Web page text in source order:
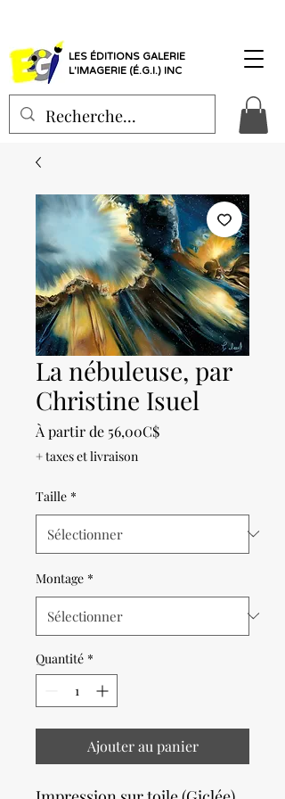
LES ÉDITIONS GALERIE
L'IMAGERIE (É.G.I.) INC
La nébuleuse, par
Christine Isuel
À partir de 56,00C$Prix
+ taxes et livraison
Taille *
Montage *
Quantité *
Ajouter au panier